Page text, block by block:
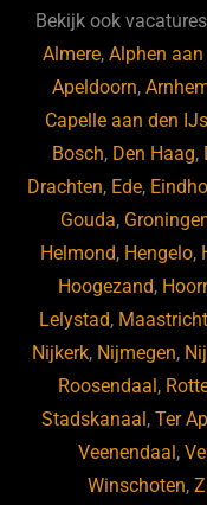
b
o
o
k
ky dI
n
Bekijk ook
Almere,Alphen
Apeldoorn,
Capelle aan den
Bosch, Den Haag,
Drachten, Ede,
Gouda,
Helmond, Hengelo,
Hoogezand,
Lelystad, Maastricht
Nijkerk, Nijmegen,
Roosendaal ,
Stadskanaal ,Ter
Veenendaal ,
Winschoten,